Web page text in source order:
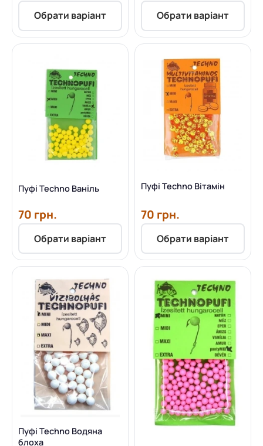
Обрати варіант Обрати варіант
Пуфі Techno Ваніль
70 грн.
Обрати варіант
Пуфі Techno Вітамін
70 грн.
Обрати варіант
Пуфі Techno Водяна
блоха